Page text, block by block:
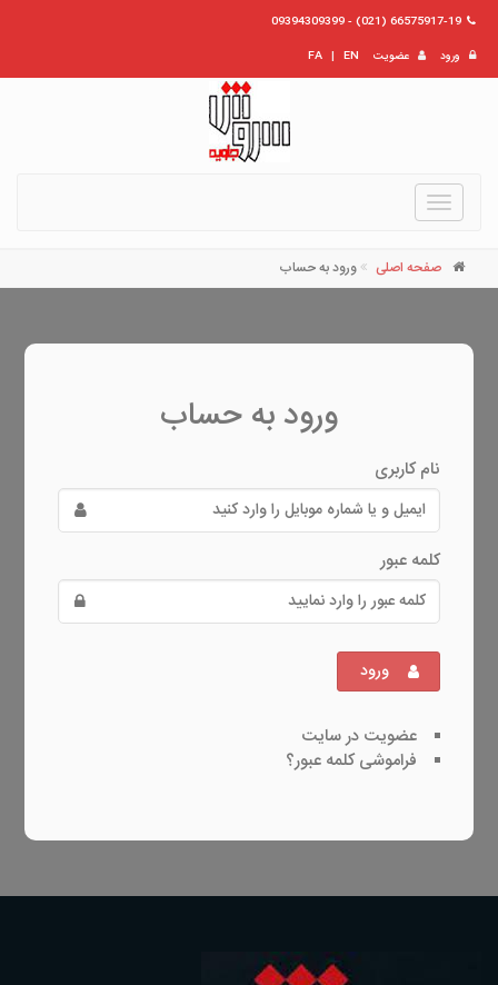
66575917-19 (021) - 09394309399
ورود
عضویت EN
|
FA
Toggle
navigation
صفحه اصلی ورود به حساب
ورود به حساب
نام کاربری
کلمه عبور
ورود
عضویت در سایت
فراموشی کلمه عبور؟